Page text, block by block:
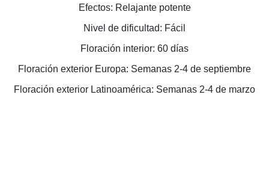
Efectos: Relajante potente
Nivel de dificultad: Fácil
Floración interior: 60 días
Floración exterior Europa: Semanas 2-4 de septiembre
Floración exterior Latinoamérica: Semanas 2-4 de marzo